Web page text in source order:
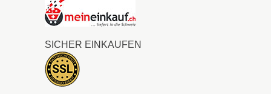
SICHER EINKAUFEN